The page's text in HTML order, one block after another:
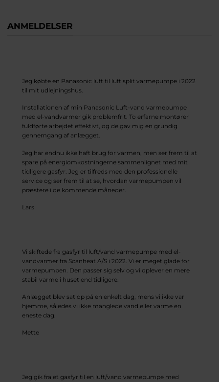
ANMELDELSER
Jeg købte en Panasonic luft til luft split varmepumpe i 2022
til mit udlejningshus.
Installationen af min Panasonic Luft-vand varmepumpe
med el-vandvarmer gik problemfrit. To erfarne montører
fuldførte arbejdet effektivt, og de gav mig en grundig
gennemgang af anlægget.
Jeg har endnu ikke haft brug for varmen, men ser frem til at
spare på energiomkostningerne sammenlignet med mit
tidligere gasfyr. Jeg er tilfreds med den professionelle
service og ser frem til at se, hvordan varmepumpen vil
præstere i de kommende måneder.
Lars
Vi skiftede fra gasfyr til luft/vand varmepumpe med el-
vandvarmer fra Scanheat A/S i 2022. Vi er meget glade for
varmepumpen. Den passer sig selv og vi oplever en mere
stabil varme i huset end tidligere.
Anlægget blev sat op på en enkelt dag, mens vi ikke var
hjemme, således vi ikke manglede vand eller varme en
eneste dag.
Mette
Jeg gik fra et gasfyr til en luft/vand varmepumpe med